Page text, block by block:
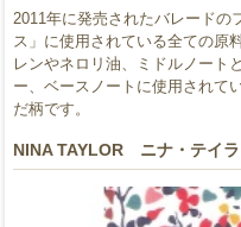
2011年に発売されたバレードの
ス」に使用されている全ての
レンやネロリ油、ミドルノート
ー、ベースノートに使用されて
だ柄です。
NINA TAYLOR ニナ・テイ